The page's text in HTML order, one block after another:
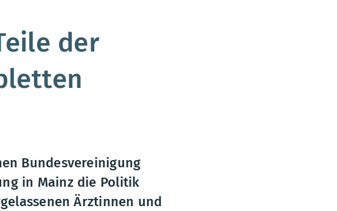
der
Bundesvereinigung
in Mainz die Politik
Ärztinnen und